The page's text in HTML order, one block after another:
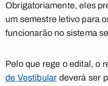
Obrigatoriamente, eles
um semestre letivo para
funcionarão no sistema
Pelo que rege o edital, o
de Vestibular deverá ser